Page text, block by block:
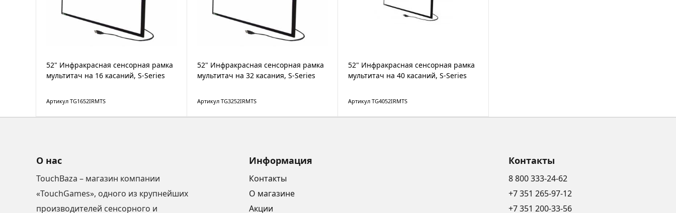
52" Инфракрасная сенсорная рамка
мультитач на 16 касаний, S-Series
Артикул TG1652IRMTS
52" Инфракрасная сенсорная рамка
мультитач на 32 касания, S-Series
Артикул TG3252IRMTS
52" Инфракрасная сенсорная рамка
мультитач на 40 касаний, S-Series
Артикул TG4052IRMTS
О нас
TouchBaza – магазин компании
«TouchGames», одного из крупнейших
производителей сенсорного и
Информация
Контакты
О магазине
Акции
Контакты
8 800 333-24-62
+7 351 265-97-12
+7 351 200-33-56